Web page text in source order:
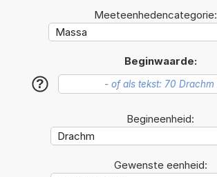
Meeteenhedencategorie:
Beginwaarde:
?
Begineenheid:
Gewenste eenheid: